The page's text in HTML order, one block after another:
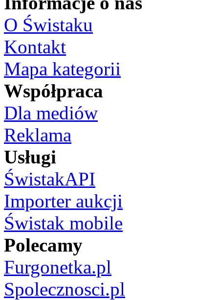
O Świstaku
Kontakt
Mapa kategorii
Współpraca
Dla mediów
Reklama
Usługi
ŚwistakAPI
Importer aukcji
Świstak mobile
Polecamy
Furgonetka.pl
Spolecznosci.pl